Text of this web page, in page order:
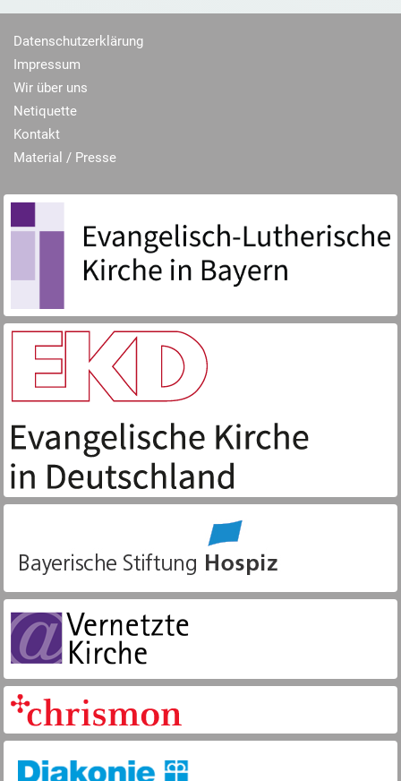
Datenschutzerklärung
Impressum
Wir über uns
Netiquette
Kontakt
Material / Presse